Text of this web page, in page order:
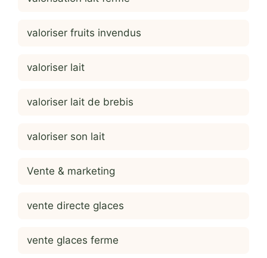
valoriser fruits invendus
valoriser lait
valoriser lait de brebis
valoriser son lait
Vente & marketing
vente directe glaces
vente glaces ferme